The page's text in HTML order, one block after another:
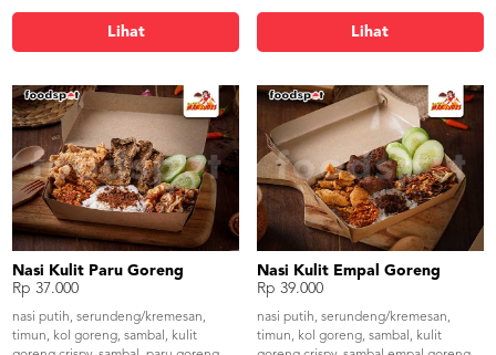
Lihat Lihat
Nasi Kulit Paru Goreng
Rp 37.000
nasi putih, serundeng/kremesan,
timun, kol goreng, sambal, kulit
Nasi Kulit Empal Goreng
Rp 39.000
nasi putih, serundeng/kremesan,
timun, kol goreng, sambal, kulit